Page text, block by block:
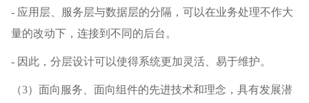
- 应用层、服务层与数据层的分隔，可以在业务处理不作大
量的改动下，连接到不同的后台。
- 因此，分层设计可以使得系统更加灵活、易于维护。
（3）面向服务、面向组件的先进技术和理念，具有发展潜